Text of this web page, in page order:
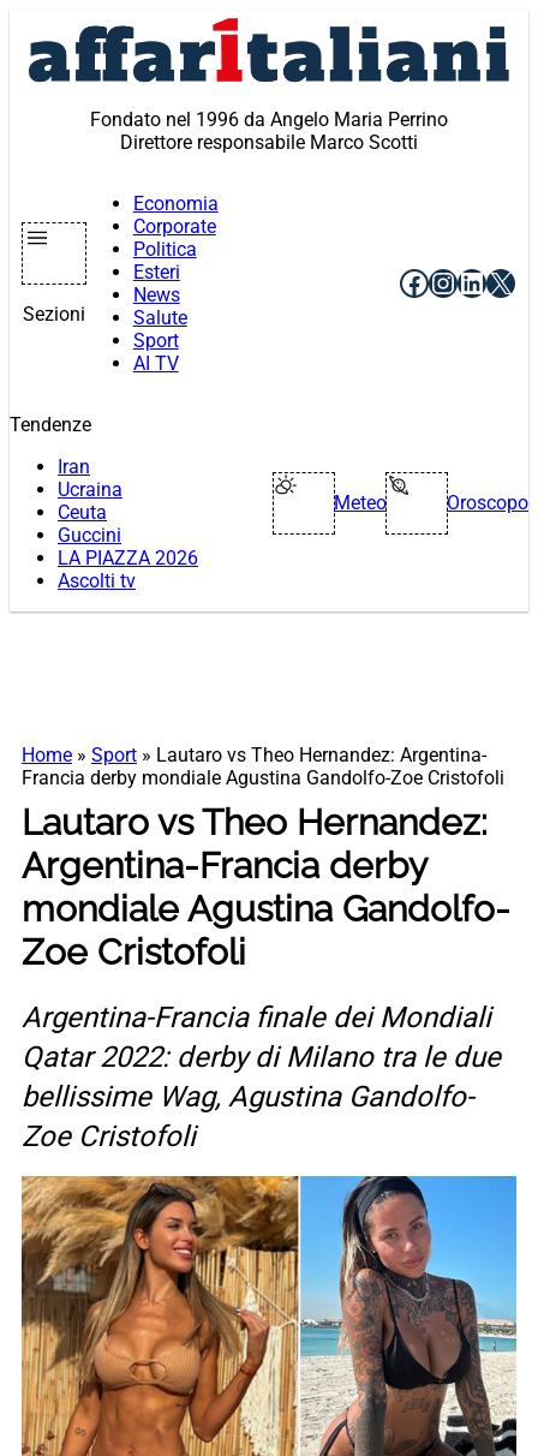
contenuto
Fondato nel 1996 da Angelo Maria Perrino
Direttore responsabile Marco Scotti
Sezioni
Economia
Corporate
Politica
Esteri
News
Salute
Sport
AI TV
Facebook
X
Tendenze
Iran
Ucraina
Ceuta
Guccini
LA PIAZZA 2026
Ascolti tv
Meteo Oroscopo
Home » Sport » Lautaro vs Theo Hernandez: Argentina-
Francia derby mondiale Agustina Gandolfo-Zoe Cristofoli
Lautaro vs Theo Hernandez:
Argentina-Francia derby
mondiale Agustina Gandolfo-
Zoe Cristofoli
Argentina-Francia finale dei Mondiali
Qatar 2022: derby di Milano tra le due
bellissime Wag, Agustina Gandolfo-
Zoe Cristofoli